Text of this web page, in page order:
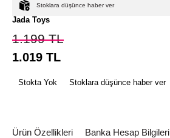
Stoklara düşünce haber ver
Jada Toys
1.199TL
1.019 TL
Stokta Yok Stoklara düşünce haber ver
Ürün Özellikleri Banka Hesap Bilgileri